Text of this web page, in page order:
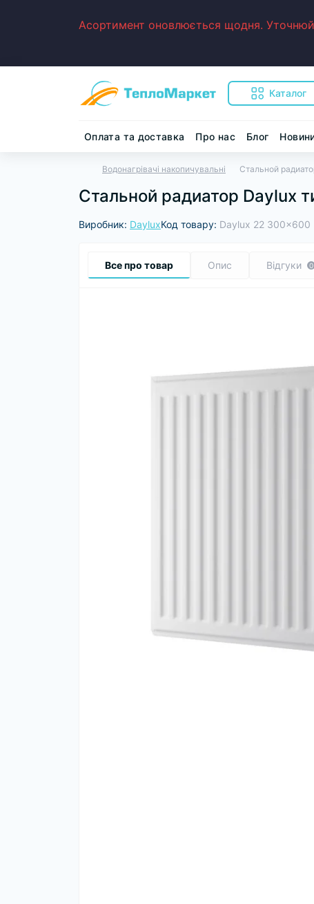
Асортимент оновлюється щодня.
Каталог
Оплата та доставка Про нас Блог
Водонагрівачі накопичувальні Стальной
Стальной радиатор Daylux
Виробник: DayluxКод товару: Daylux 22 300x600
Все про товар Опис Відгуки 0